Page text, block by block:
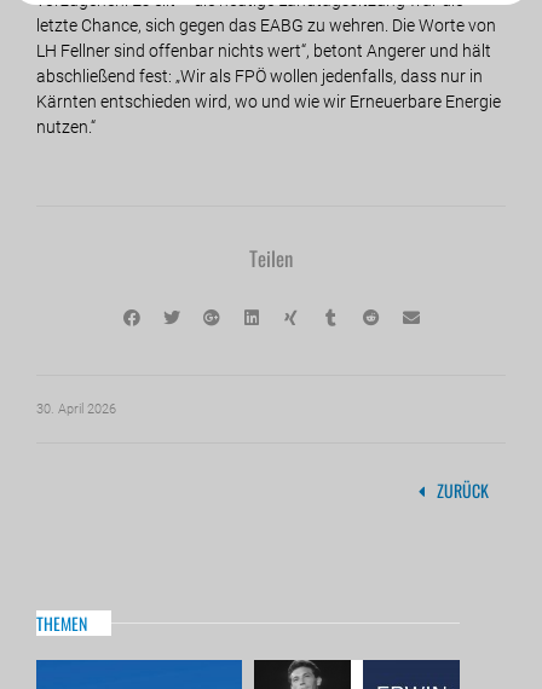
letzte Chance, sich gegen das EABG zu wehren. Die Worte von
LH Fellner sind offenbar nichts wert“, betont Angerer und hält
abschließend fest: „Wir als FPÖ wollen jedenfalls, dass nur in
Kärnten entschieden wird, wo und wie wir Erneuerbare Energie
nutzen.“
Teilen
30. April 2026
ZURÜCK
THEMEN